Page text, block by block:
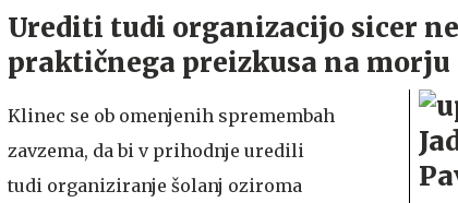
Urediti tudi organizacijo sicer
praktičnega preizkusa na
Klinec se ob omenjenih spremembah
zavzema, da bi v prihodnje uredili
tudi organiziranje šolanj oziroma